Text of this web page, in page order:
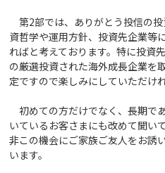
第2部では、ありがとう投信の
資哲学や運用方針、投資先企業等
ればと考えております。特に投資
の厳選投資された海外成長企業を
定ですので楽しみにしていただけ
初めての方だけでなく、長期で
いているお客さまにも改めて聞い
非この機会にご家族ご友人をお誘
います。